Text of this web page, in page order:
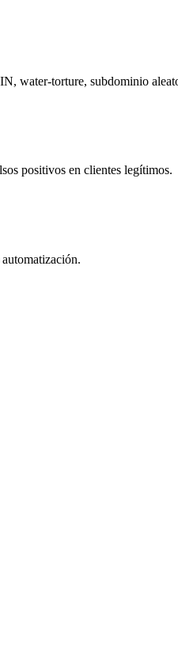
water-torture, subdominio
positivos en clientes legítimos.